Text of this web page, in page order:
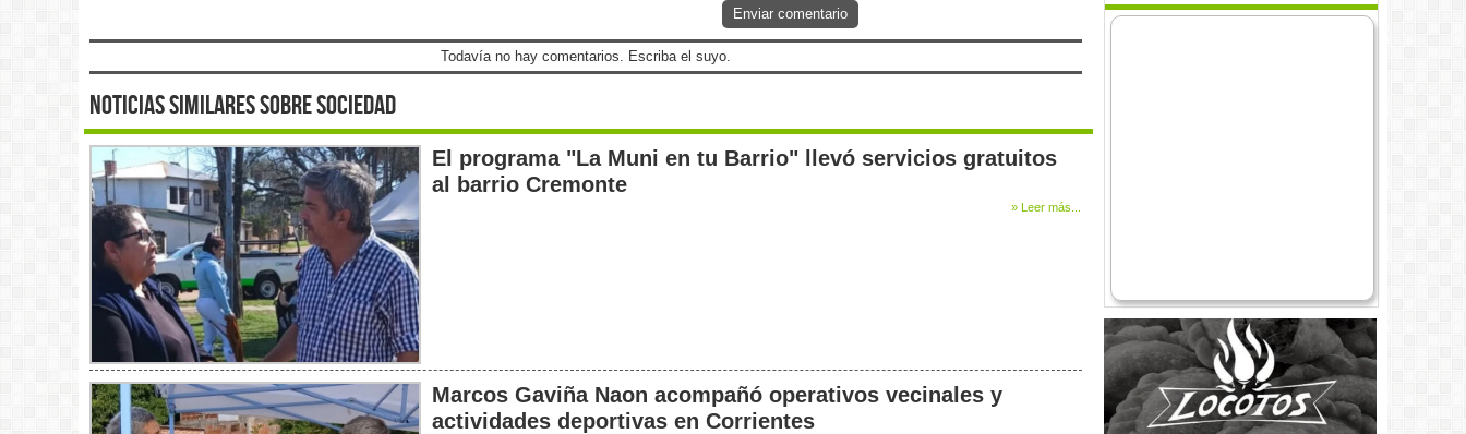
Enviar comentario
Todavía no hay comentarios. Escriba el suyo.
noticias similares sobre sociedad
El programa "La Muni en tu Barrio" llevó servicios gratuitos
al barrio Cremonte
» Leer más...
Marcos Gaviña Naon acompañó operativos vecinales y
actividades deportivas en Corrientes